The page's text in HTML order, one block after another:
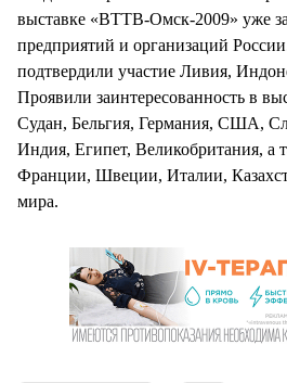
выставке «ВТТВ-Омск-2009» уже
предприятий и организаций
подтвердили участие Ливия,
Проявили заинтересованность в
Судан, Бельгия, Германия, США,
Индия, Египет, Великобритания, а
Франции, Швеции, Италии,
мира.